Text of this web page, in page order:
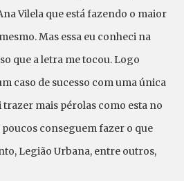
Vilela que está fazendo o maior
Mas essa eu conheci na
que a letra me tocou. Logo
caso de sucesso com uma única
trazer mais pérolas como esta no
conseguem fazer o que
Legião Urbana, entre outros,